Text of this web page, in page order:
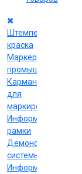
Штемпельная
краска
Маркеры
промышленные
Карманы
для
маркировки
Информационные
рамки
Демонстрационные
системы
Информационные